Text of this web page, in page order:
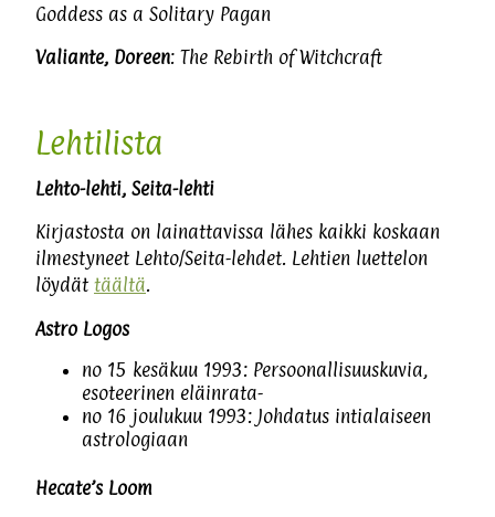
Goddess as a Solitary Pagan
Valiante, Doreen: The Rebirth of Witchcraft
Lehtilista
Lehto-lehti, Seita-lehti
Kirjastosta on lainattavissa lähes kaikki koskaan
ilmestyneet Lehto/Seita-lehdet. Lehtien luettelon
löydät täältä.
Astro Logos
no 15 kesäkuu 1993: Persoonallisuuskuvia,
esoteerinen eläinrata-
no 16 joulukuu 1993: Johdatus intialaiseen
astrologiaan
Hecate’s Loom